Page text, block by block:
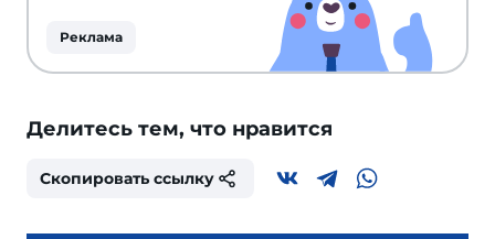
Реклама
Делитесь тем, что нравится
Скопировать ссылку